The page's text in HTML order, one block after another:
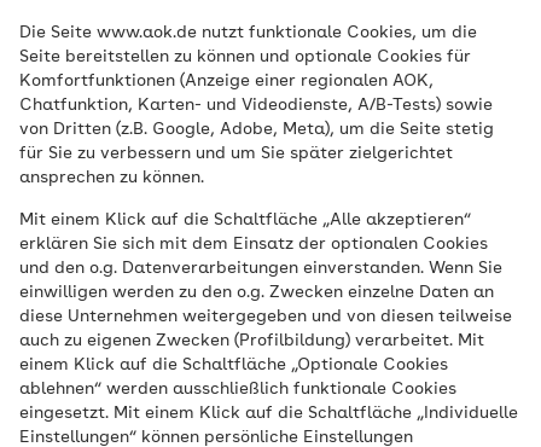
Die Seite www.aok.de nutzt funktionale Cookies, um die
Seite bereitstellen zu können und optionale Cookies für
Komfortfunktionen (Anzeige einer regionalen AOK,
Chatfunktion, Karten- und Videodienste, A/B-Tests) sowie
von Dritten (z.B. Google, Adobe, Meta), um die Seite stetig
für Sie zu verbessern und um Sie später zielgerichtet
ansprechen zu können.
Mit einem Klick auf die Schaltfläche „Alle akzeptieren“
erklären Sie sich mit dem Einsatz der optionalen Cookies
und den o.g. Datenverarbeitungen einverstanden. Wenn Sie
einwilligen werden zu den o.g. Zwecken einzelne Daten an
diese Unternehmen weitergegeben und von diesen teilweise
auch zu eigenen Zwecken (Profilbildung) verarbeitet. Mit
einem Klick auf die Schaltfläche „Optionale Cookies
ablehnen“ werden ausschließlich funktionale Cookies
eingesetzt. Mit einem Klick auf die Schaltfläche „Individuelle
Einstellungen“ können persönliche Einstellungen
Gebärmutterkrebs:
Symptome und
Behandlung
Veröffentlicht am:
16.12.2022 aktualisiert am 13.11.2024
5 Minuten Lesedauer
Gebärmutterkrebs ist der häufigste Krebs
der weiblichen Genitalorgane. In einem
frühen Stadium sind die Heilungschancen